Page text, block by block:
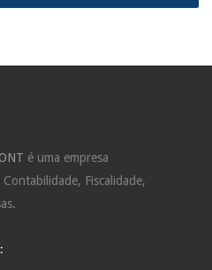
é uma empresa
Fiscalidade,